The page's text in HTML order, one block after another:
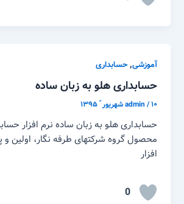
آموزشی,حسابداری
حسابداری هلو به زبان ساده
admin/۱۰ شهریور ّ ۱۳۹۵
حسابداری هلو به زبان ساده نرم افزار
محصول گروه شرکتهای طرفه نگار، اولین و
افزار
0